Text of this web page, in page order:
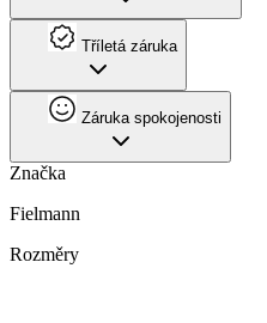
Tříletá záruka
Záruka spokojenosti
Značka
Fielmann
Rozměry